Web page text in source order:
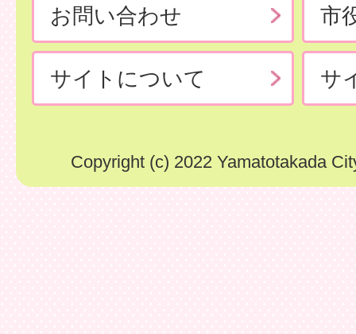
お問い合わせ 市
サイトについて サ
Copyright (c) 2022 Yamatotakada